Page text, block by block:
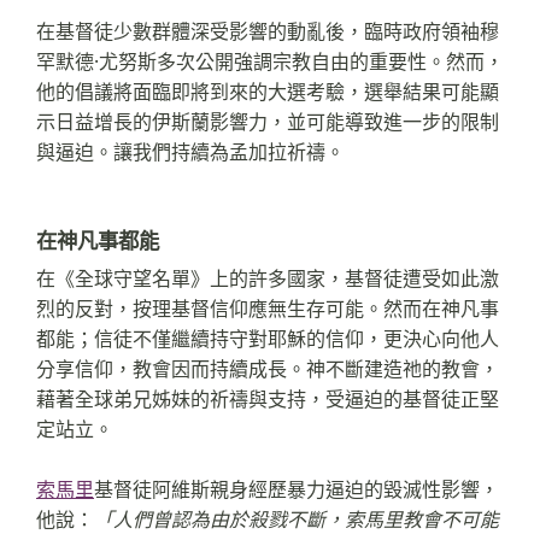
在基督徒少數群體深受影響的動亂後，臨時政府領袖穆
罕默德·尤努斯多次公開強調宗教自由的重要性。然而，
他的倡議將面臨即將到來的大選考驗，選舉結果可能顯
示日益增長的伊斯蘭影響力，並可能導致進一步的限制
與逼迫。讓我們持續為孟加拉祈禱。
在神凡事都能
在《全球守望名單》上的許多國家，基督徒遭受如此激
烈的反對，按理基督信仰應無生存可能。然而在神凡事
都能；信徒不僅繼續持守對耶穌的信仰，更決心向他人
分享信仰，教會因而持續成長。神不斷建造祂的教會，
藉著全球弟兄姊妹的祈禱與支持，受逼迫的基督徒正堅
定站立。
索馬里基督徒阿維斯親身經歷暴力逼迫的毀滅性影響，
他說：
「人們曾認為由於殺戮不斷，索馬里教會不可能